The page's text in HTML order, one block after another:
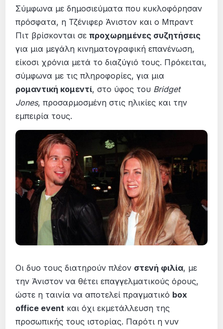
Σύμφωνα με δημοσιεύματα που κυκλοφόρησαν
πρόσφατα, η Τζένιφερ Άνιστον και ο Μπραντ
Πιτ βρίσκονται σεπροχωρημένες συζητήσεις
για μια μεγάλη κινηματογραφική επανένωση,
είκοσι χρόνια μετά το διαζύγιό τους. Πρόκειται,
σύμφωνα με τις πληροφορίες, για μια
ρομαντική κομεντί, στο ύφος του Bridget
Jones, προσαρμοσμένη στις ηλικίες και την
εμπειρία τους.
Οι δυο τους διατηρούν πλέον στενή φιλία, με
την Άνιστον να θέτει επαγγελματικούς όρους,
ώστε η ταινία να αποτελεί πραγματικό box
office event και όχι εκμετάλλευση της
προσωπικής τους ιστορίας. Παρότι η νυν